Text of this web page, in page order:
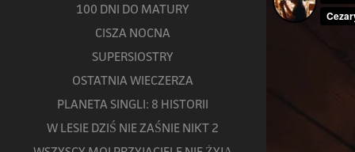
100 DNI DO MATURY
CISZA NOCNA
SUPERSIOSTRY
OSTATNIA WIECZERZA
PLANETA SINGLI: 8 HISTORII
W LESIE DZIŚ NIE ZAŚNIE NIKT 2